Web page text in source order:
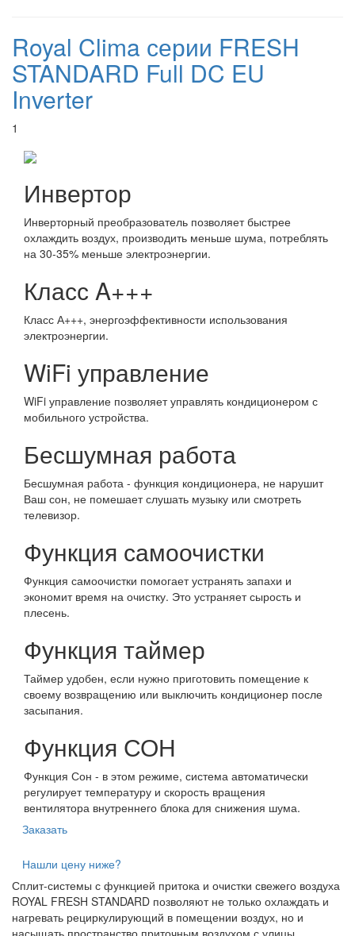
Royal Clima серии FRESH
STANDARD Full DC EU
Inverter
1
Инвертор
Инверторный преобразователь позволяет быстрее
охлаждить воздух, производить меньше шума, потреблять
на 30-35% меньше электроэнергии.
Класс A+++
Класс А+++, энергоэффективности использования
электроэнергии.
WiFi управление
WiFi управление позволяет управлять кондиционером с
мобильного устройства.
Бесшумная работа
Бесшумная работа - функция кондиционера, не нарушит
Ваш сон, не помешает слушать музыку или смотреть
телевизор.
Функция самоочистки
Функция самоочистки помогает устранять запахи и
экономит время на очистку. Это устраняет сырость и
плесень.
Функция таймер
Таймер удобен, если нужно приготовить помещение к
своему возвращению или выключить кондиционер после
засыпания.
Функция СОН
Функция Сон - в этом режиме, система автоматически
регулирует температуру и скорость вращения
вентилятора внутреннего блока для снижения шума.
Заказать
Нашли цену ниже?
Сплит-системы с функцией притока и очистки свежего воздуха
ROYAL FRESH STANDARD позволяют не только охлаждать и
нагревать рециркулирующий в помещении воздух, но и